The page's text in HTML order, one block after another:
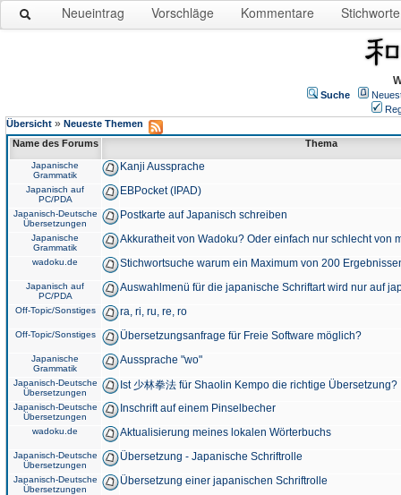
Neueintrag Vorschläge Kommentare Stichworte
Suche
Übersicht » Neueste Themen
Name des Forums
Thema
Japanische
Grammatik
Kanji Aussprache
Japanisch auf
PC/PDA
EBPocket (IPAD)
Japanisch-Deutsche
Übersetzungen
Postkarte auf Japanisch schreiben
Japanische
Grammatik
Akkuratheit von Wadoku? Oder einfach nur schlecht von
wadoku.de Stichwortsuche warum ein Maximum von 200
Japanisch auf
PC/PDA
Auswahlmenü für die japanische Schriftart wird nur auf
Off-Topic/Sonstiges ra, ri, ru, re, ro
Off-Topic/Sonstiges Übersetzungsanfrage für Freie Software möglich?
Japanische
Grammatik
Aussprache "wo"
Japanisch-Deutsche
Übersetzungen
Ist 少林拳法 für Shaolin Kempo die richtige Übersetzung?
Japanisch-Deutsche
Übersetzungen
Inschrift auf einem Pinselbecher
wadoku.de Aktualisierung meines lokalen Wörterbuchs
Japanisch-Deutsche
Übersetzungen
Übersetzung - Japanische Schriftrolle
Japanisch-Deutsche
Übersetzungen
Übersetzung einer japanischen Schriftrolle